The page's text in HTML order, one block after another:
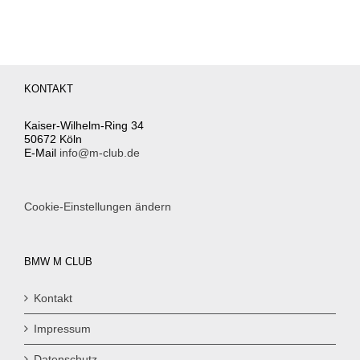
KONTAKT
Kaiser-Wilhelm-Ring 34
50672 Köln
E-Mail info@m-club.de
Cookie-Einstellungen ändern
BMW M CLUB
Kontakt
Impressum